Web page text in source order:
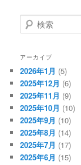
検
索
アーカイブ
2026年1月 (5)
2025年12月 (6)
2025年11月 (9)
2025年10月 (10)
2025年9月 (10)
2025年8月 (14)
2025年7月 (17)
2025年6月 (15)